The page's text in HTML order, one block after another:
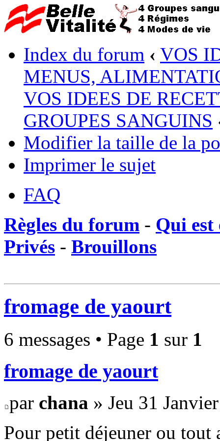
Index du forum ‹ VOS
MENUS,
VOS IDEES DE
GROUPES SANGUINS
Modifier la taille de la
Imprimer le sujet
FAQ
Règles du forum - Qui est
Privés - Brouillons
fromage de yaourt
6 messages • Page 1 sur 1
fromage de yaourt
par chana » Jeu 31
Pour petit déjeuner ou tout